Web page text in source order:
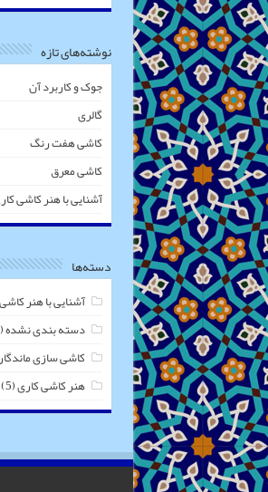
نوشته‌های تازه
جوک و کاربرد آن
گالری
کاشی هفت رنگ
کاشی معرق
آشنایی با هنر کاشی
دسته‌ها
آشنایی با هنر
دسته بندی نشده(10)
کاشی سازی
هنر کاشی کاری(5)